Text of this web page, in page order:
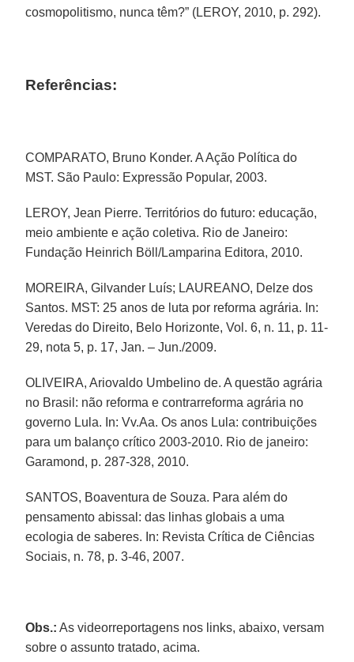
cosmopolitismo, nunca têm?” (LEROY, 2010, p. 292).
Referências:
COMPARATO, Bruno Konder. A Ação Política do
MST. São Paulo: Expressão Popular, 2003.
LEROY, Jean Pierre. Territórios do futuro: educação,
meio ambiente e ação coletiva. Rio de Janeiro:
Fundação Heinrich Böll/Lamparina Editora, 2010.
MOREIRA, Gilvander Luís; LAUREANO, Delze dos
Santos. MST: 25 anos de luta por reforma agrária. In:
Veredas do Direito, Belo Horizonte, Vol. 6, n. 11, p. 11-
29, nota 5, p. 17, Jan. – Jun./2009.
OLIVEIRA, Ariovaldo Umbelino de. A questão agrária
no Brasil: não reforma e contrarreforma agrária no
governo Lula. In: Vv.Aa. Os anos Lula: contribuições
para um balanço crítico 2003-2010. Rio de janeiro:
Garamond, p. 287-328, 2010.
SANTOS, Boaventura de Souza. Para além do
pensamento abissal: das linhas globais a uma
ecologia de saberes. In: Revista Crítica de Ciências
Sociais, n. 78, p. 3-46, 2007.
Obs.: As videorreportagens nos links, abaixo, versam
sobre o assunto tratado, acima.